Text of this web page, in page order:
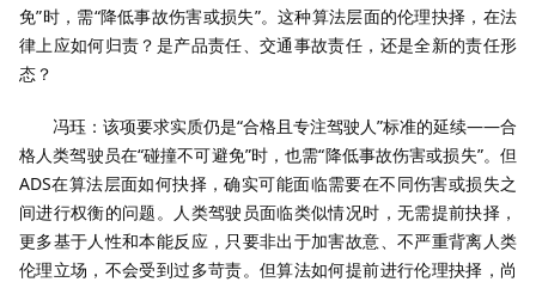
免”时，需“降低事故伤害或损失”。这种算法层面的伦理抉择，在法
律上应如何归责？是产品责任、交通事故责任，还是全新的责任形
态？
冯珏：该项要求实质仍是“合格且专注驾驶人”标准的延续——合
格人类驾驶员在“碰撞不可避免”时，也需“降低事故伤害或损失”。但
ADS在算法层面如何抉择，确实可能面临需要在不同伤害或损失之
间进行权衡的问题。人类驾驶员面临类似情况时，无需提前抉择，
更多基于人性和本能反应，只要非出于加害故意、不严重背离人类
伦理立场，不会受到过多苛责。但算法如何提前进行伦理抉择，尚